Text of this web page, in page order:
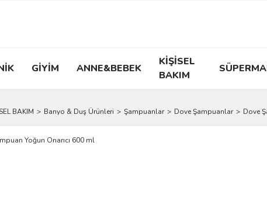
GİYİM ANNE&BEBEK
KİŞİSEL
BAKIM
BAKIM Banyo & Duş Ürünleri Şampuanlar Dove Şampuanlar Dove